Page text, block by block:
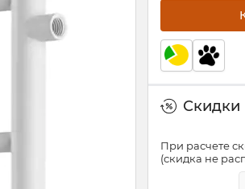
Скидки
При расчете
(скидка не